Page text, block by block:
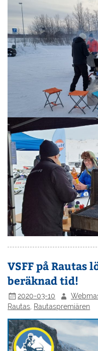
VSFF på Rautas
beräknad tid!
2020-03-10
Rautas, Rautaspremiären